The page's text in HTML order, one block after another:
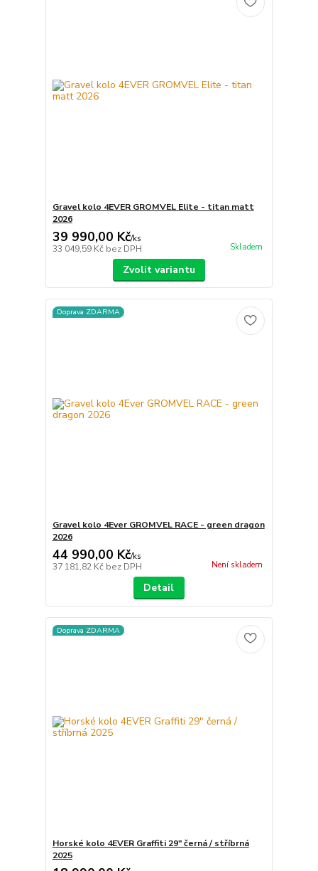
Gravel kolo 4EVER GROMVEL Elite - titan matt
2026
39 990,00 Kč/ks
33 049,59 Kč bez DPH Skladem
Zvolit variantu
Doprava ZDARMA
Gravel kolo 4Ever GROMVEL RACE - green dragon
2026
44 990,00 Kč/ks
37 181,82 Kč bez DPH Není skladem
Detail
Doprava ZDARMA
Horské kolo 4EVER Graffiti 29" černá / stříbrná
2025